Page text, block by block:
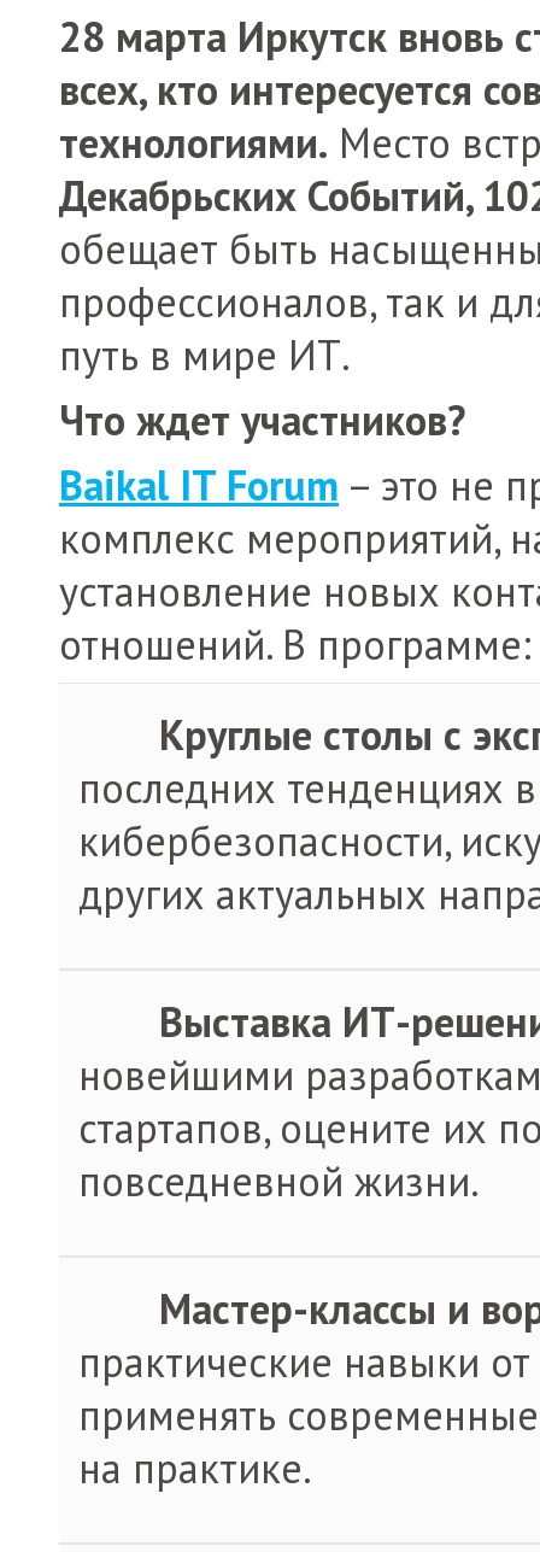
28 марта Иркутск вновь
всех, кто интересуется
технологиями. Место
Декабрьских Событий,
обещает быть
профессионалов, так и
путь в мире ИТ.
Что ждет участников?
Baikal IT Forum – это не
комплекс мероприятий,
установление новых
отношений. В программе:
Круглые столы с
последних тенденциях
кибербезопасности,
других актуальных
Выставка ИТ-
новейшими
стартапов, оцените их
повседневной жизни.
Мастер-классы и
практические навыки
применять
на практике.